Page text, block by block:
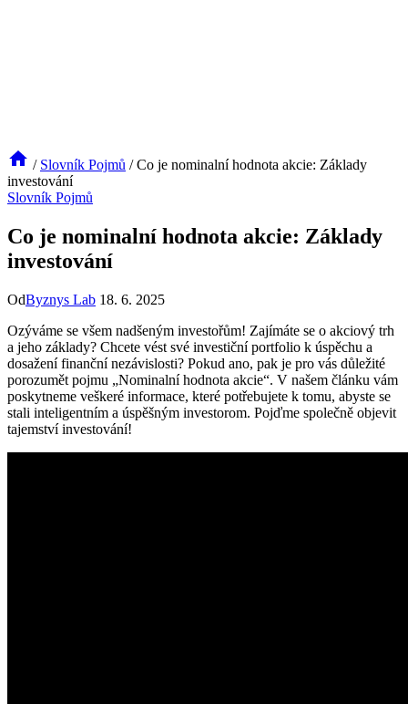
/ Slovník Pojmů / Co je nominalní hodnota akcie: Základy
investování
Slovník Pojmů
Co je nominalní hodnota akcie: Základy
investování
OdByznys Lab 18. 6. 2025
Ozýváme se všem nadšeným investořům! Zajímáte se o akciový trh
a jeho základy? Chcete vést své investiční portfolio k úspěchu a
dosažení finanční nezávislosti? Pokud ano, pak je pro vás důležité
porozumět pojmu „Nominalní hodnota akcie“. V našem článku vám
poskytneme veškeré informace, které potřebujete k tomu, abyste se
stali inteligentním a úspěšným investorom. Pojďme společně objevit
tajemství investování!